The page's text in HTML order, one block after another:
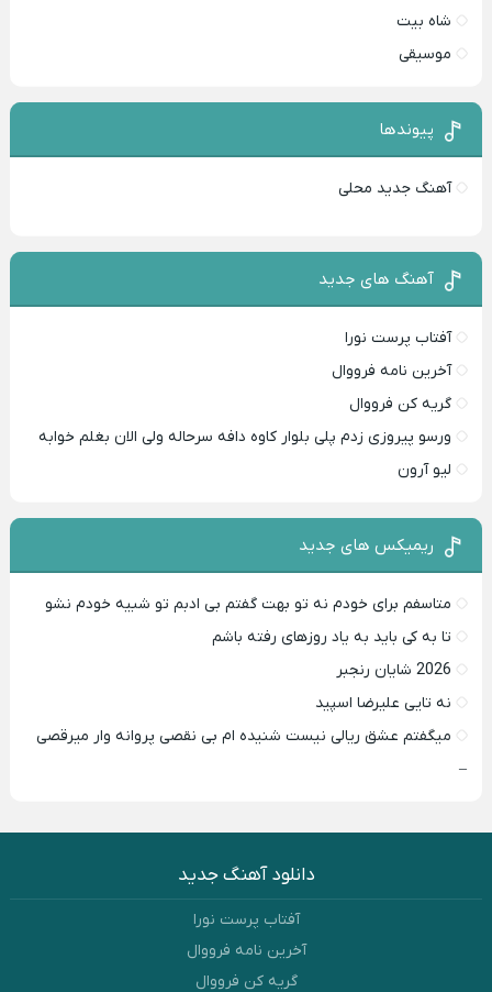
شاه بیت
موسیقی
پیوندها
آهنگ جدید محلی
آهنگ های جدید
آفتاب پرست نورا
آخرین نامه فرووال
گریه کن فرووال
ورسو پیروزی زدم پلی بلوار کاوه دافه سرحاله ولی الان بغلم خوابه ‌
لیو آرون
ریمیکس های جدید
متاسفم برای خودم نه تو بهت گفتم بی ادبم تو شبیه خودم نشو ‌ ‌
تا به کی باید به یاد روزهای رفته باشم ‌
2026 شایان رنجبر
نه تایی علیرضا اسپید
میگفتم عشق ریالی نیست شنیده ام بی نقصی پروانه وار میرقصی
–
دانلود آهنگ جدید
آفتاب پرست نورا
آخرین نامه فرووال
گریه کن فرووال